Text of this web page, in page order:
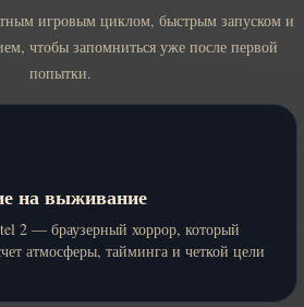
игровым циклом, быстрым запуском и
чтобы запомниться уже после первой
попытки.
на выживание
2 — браузерный хоррор, который
атмосферы, тайминга и четкой цели